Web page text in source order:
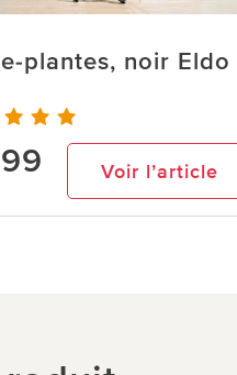
plantes, noir Eldo
Voir l’article